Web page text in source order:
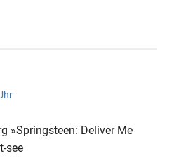
»Springsteen: Deliver Me
see